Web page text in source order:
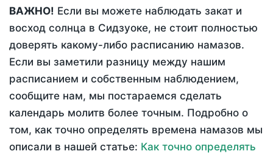
ВАЖНО! Если вы можете наблюдать закат и
восход солнца в Сидзуоке, не стоит полностью
доверять какому-либо расписанию намазов.
Если вы заметили разницу между нашим
расписанием и собственным наблюдением,
сообщите нам, мы постараемся сделать
календарь молитв более точным. Подробно о
том, как точно определять времена намазов мы
описали в нашей статье: Как точно определять